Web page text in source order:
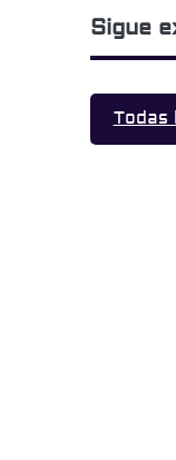
Sigue
Todas